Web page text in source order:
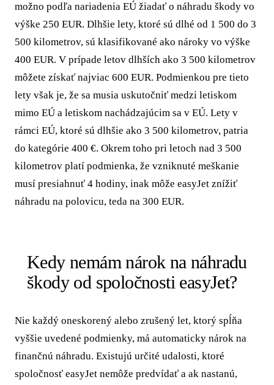
možno podľa nariadenia EÚ žiadať o náhradu škody vo
výške 250 EUR. Dlhšie lety, ktoré sú dlhé od 1 500 do 3
500 kilometrov, sú klasifikované ako nároky vo výške
400 EUR. V prípade letov dlhších ako 3 500 kilometrov
môžete získať najviac 600 EUR. Podmienkou pre tieto
lety však je, že sa musia uskutočniť medzi letiskom
mimo EÚ a letiskom nachádzajúcim sa v EÚ. Lety v
rámci EÚ, ktoré sú dlhšie ako 3 500 kilometrov, patria
do kategórie 400 €. Okrem toho pri letoch nad 3 500
kilometrov platí podmienka, že vzniknuté meškanie
musí presiahnuť 4 hodiny, inak môže easyJet znížiť
náhradu na polovicu, teda na 300 EUR.
Kedy nemám nárok na náhradu
škody od spoločnosti easyJet?
Nie každý oneskorený alebo zrušený let, ktorý spĺňa
vyššie uvedené podmienky, má automaticky nárok na
finančnú náhradu. Existujú určité udalosti, ktoré
spoločnosť easyJet nemôže predvídať a ak nastanú,